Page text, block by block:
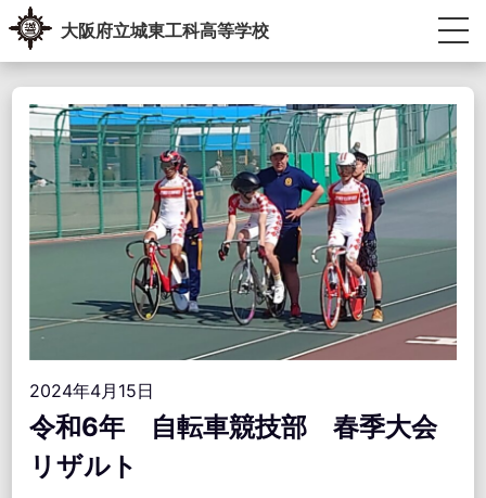
Skip
to
content
大阪府立城東工科高等学校
学校紹介
教育内容
学校生活
進路指導
学校運営協議会・学校教育自己診断・学校経営計画
アクセス情報
お問い合わせ
2024年4月15日
令和6年 自転車競技部 春季大会
リザルト